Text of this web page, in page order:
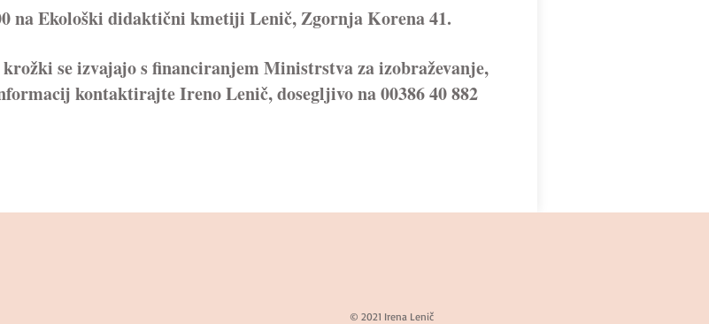
na Ekološki didaktični kmetiji Lenič, Zgornja Korena 41.
se izvajajo s financiranjem Ministrstva za izobraževanje,
kontaktirajte Ireno Lenič, dosegljivo na 00386 40 882
© 2021 Irena Lenič